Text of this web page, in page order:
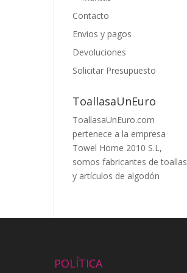
Contacto
Envios y pagos
Devoluciones
Solicitar Presupuesto
ToallasaUnEuro
ToallasaUnEuro.com
pertenece a la empresa
Towel Home 2010 S.L,
somos fabricantes de toallas
y artículos de algodón
POLÍTICA